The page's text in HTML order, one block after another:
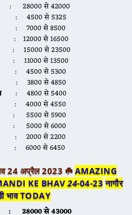
से 42000
से 5325
से 8500
से 16500
15000 से 23500
से 13500
से 5300
से 4850
: 4800 से 5400
से 4550
से 5900
: 5000 से 6000
से 2200
से 6450
24 अप्रैल 2023 ☘️AMAZING
KE BHAV24-04-23 नागौर
भाव TODAY
से 43000